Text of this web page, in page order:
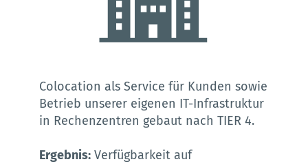
Colocation als Service für Kunden sowie
Betrieb unserer eigenen IT-Infrastruktur
in Rechenzentren gebaut nach TIER 4.
Ergebnis: Verfügbarkeit auf